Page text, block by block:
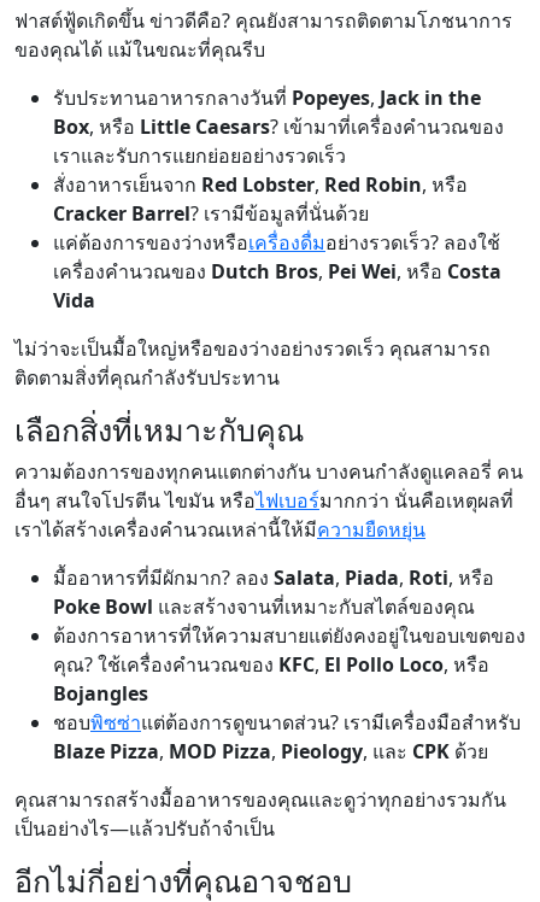
ฟาสต์ฟู้ดเกิดขึ้น ข่าวดีคือ? คุณยังสามารถติดตามโภชนาการ
ของคุณได้ แม้ในขณะที่คุณรีบ
รับประทานอาหารกลางวันที่ Popeyes, Jack in the
Box, หรือ Little Caesars? เข้ามาที่เครื่องคำนวณของ
เราและรับการแยกย่อยอย่างรวดเร็ว
สั่งอาหารเย็นจาก Red Lobster, Red Robin, หรือ
Cracker Barrel? เรามีข้อมูลที่นั่นด้วย
แค่ต้องการของว่างหรือเครื่องดื่มอย่างรวดเร็ว? ลองใช้
เครื่องคำนวณของ Dutch Bros, Pei Wei, หรือ Costa
Vida
ไม่ว่าจะเป็นมื้อใหญ่หรือของว่างอย่างรวดเร็ว คุณสามารถ
ติดตามสิ่งที่คุณกำลังรับประทาน
เลือกสิ่งที่เหมาะกับคุณ
ความต้องการของทุกคนแตกต่างกัน บางคนกำลังดูแคลอรี่ คน
อื่นๆ สนใจโปรตีน ไขมัน หรือไฟเบอร์มากกว่า นั่นคือเหตุผลที่
เราได้สร้างเครื่องคำนวณเหล่านี้ให้มีความยืดหยุ่น
มื้ออาหารที่มีผักมาก? ลอง Salata, Piada, Roti, หรือ
Poke Bowl และสร้างจานที่เหมาะกับสไตล์ของคุณ
ต้องการอาหารที่ให้ความสบายแต่ยังคงอยู่ในขอบเขตของ
คุณ? ใช้เครื่องคำนวณของ KFC, El Pollo Loco, หรือ
Bojangles
ชอบพิซซ่าแต่ต้องการดูขนาดส่วน? เรามีเครื่องมือสำหรับ
Blaze Pizza, MOD Pizza, Pieology, และ CPK ด้วย
คุณสามารถสร้างมื้ออาหารของคุณและดูว่าทุกอย่างรวมกัน
เป็นอย่างไร—แล้วปรับถ้าจำเป็น
อีกไม่กี่อย่างที่คุณอาจชอบ